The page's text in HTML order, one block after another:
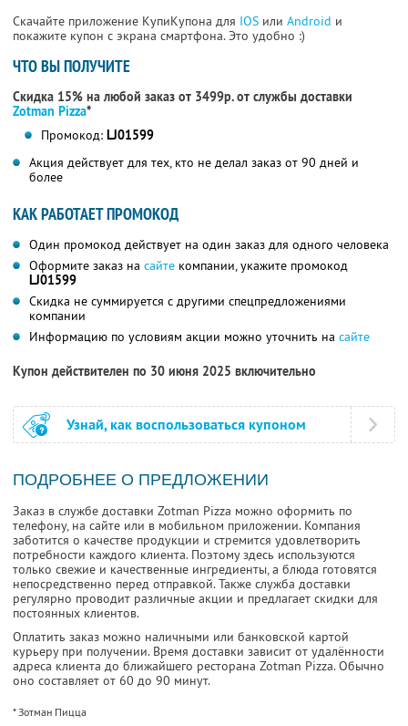
Скачайте приложение КупиКупона для IOS или Android и
покажите купон с экрана смартфона. Это удобно :)
ЧТО ВЫ ПОЛУЧИТЕ
Скидка 15% на любой заказ от 3499р. от службы доставки
Zotman Pizza*
Промокод: LJ01599
Акция действует для тех, кто не делал заказ от 90 дней и
более
КАК РАБОТАЕТ ПРОМОКОД
Один промокод действует на один заказ для одного человека
Оформите заказ на сайте компании, укажите промокод
LJ01599
Скидка не суммируется с другими спецпредложениями
компании
Информацию по условиям акции можно уточнить на сайте
Купон действителен по 30 июня 2025 включительно
Узнай, как воспользоваться купоном
ПОДРОБНЕЕ О ПРЕДЛОЖЕНИИ
Заказ в службе доставки Zotman Pizza можно оформить по
телефону, на сайте или в мобильном приложении. Компания
заботится о качестве продукции и стремится удовлетворить
потребности каждого клиента. Поэтому здесь используются
только свежие и качественные ингредиенты, а блюда готовятся
непосредственно перед отправкой. Также служба доставки
регулярно проводит различные акции и предлагает скидки для
постоянных клиентов.
Оплатить заказ можно наличными или банковской картой
курьеру при получении. Время доставки зависит от удалённости
адреса клиента до ближайшего ресторана Zotman Pizza. Обычно
оно составляет от 60 до 90 минут.
* Зотман Пицца